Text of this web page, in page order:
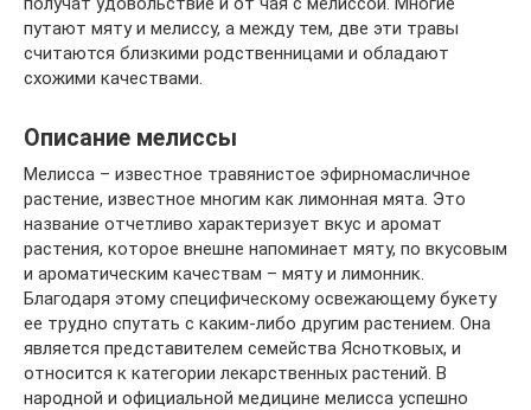
путают мяту и мелиссу, а между тем, две эти травы
считаются близкими родственницами и обладают
схожими качествами.
Описание мелиссы
Мелисса – известное травянистое эфирномасличное
растение, известное многим как лимонная мята. Это
название отчетливо характеризует вкус и аромат
растения, которое внешне напоминает мяту, по вкусовым
и ароматическим качествам – мяту и лимонник.
Благодаря этому специфическому освежающему букету
ее трудно спутать с каким-либо другим растением. Она
является представителем семейства Яснотковых, и
относится к категории лекарственных растений. В
народной и официальной медицине мелисса успешно